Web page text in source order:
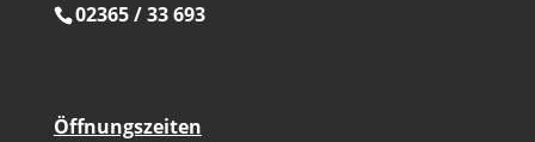
02365 / 33 693
Öffnungszeiten